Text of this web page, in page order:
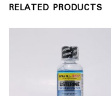
RELATED PRODUCTS